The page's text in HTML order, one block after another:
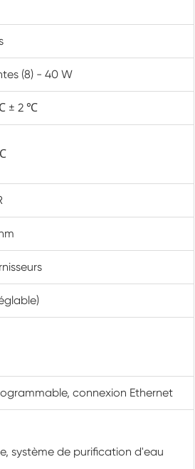
sous-zéro
accéléré de durée de
preuve d'explosion
congélation d'humidité
modules PV
PV
(8) - 40 W
± 2 ℃
connexion Ethernet
système de purification d'eau